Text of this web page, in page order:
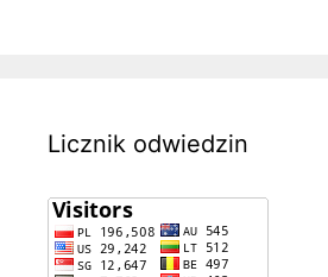
Licznik odwiedzin